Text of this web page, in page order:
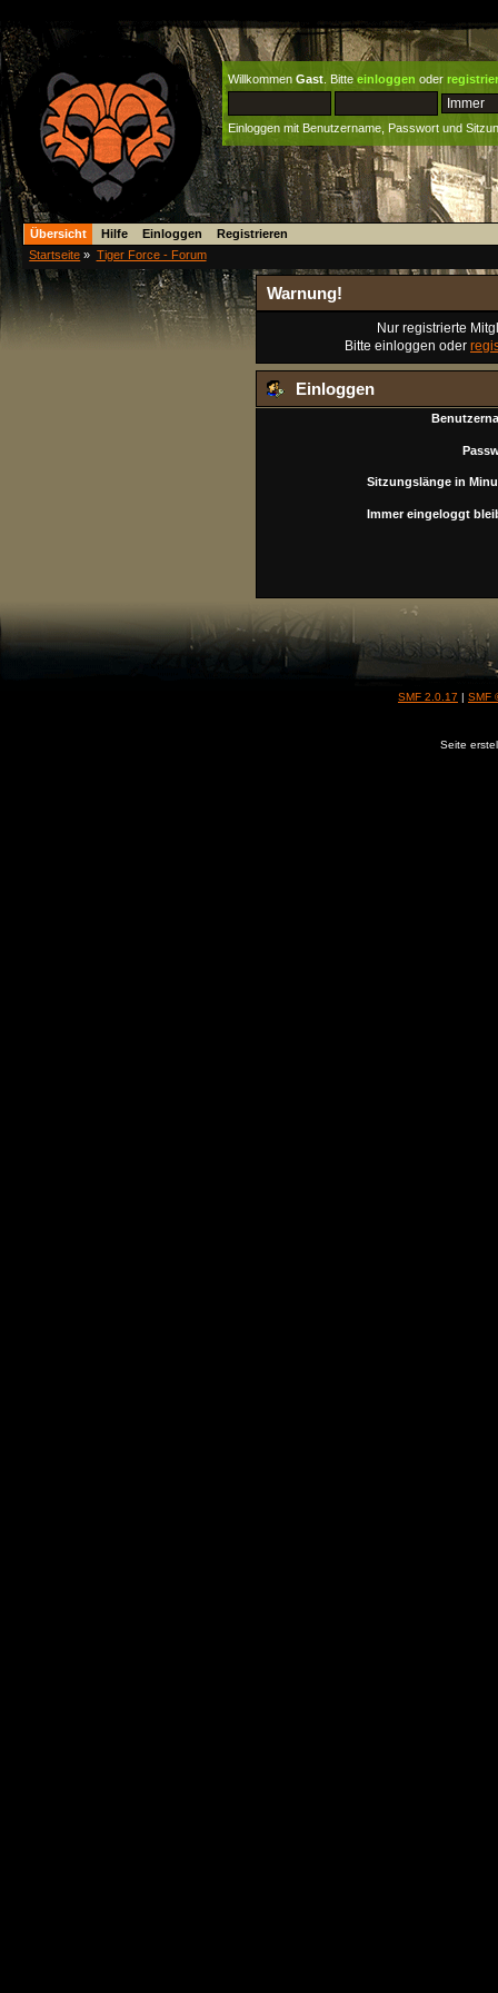
Willkommen Gast . Bitte einloggen oder
Einloggen mit Benutzername, Passwort und
Übersicht Hilfe Einloggen
Registrieren
Startseite » Tiger Force - Forum
Warnung!
Nur registrierte
Bitte einloggen oder
Einloggen
Sitzungslänge in
Immer eingeloggt
SMF 2.0.17 SMF
Seite